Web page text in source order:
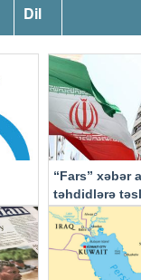
Dil
“Fars” xəbər
təhdidlərə